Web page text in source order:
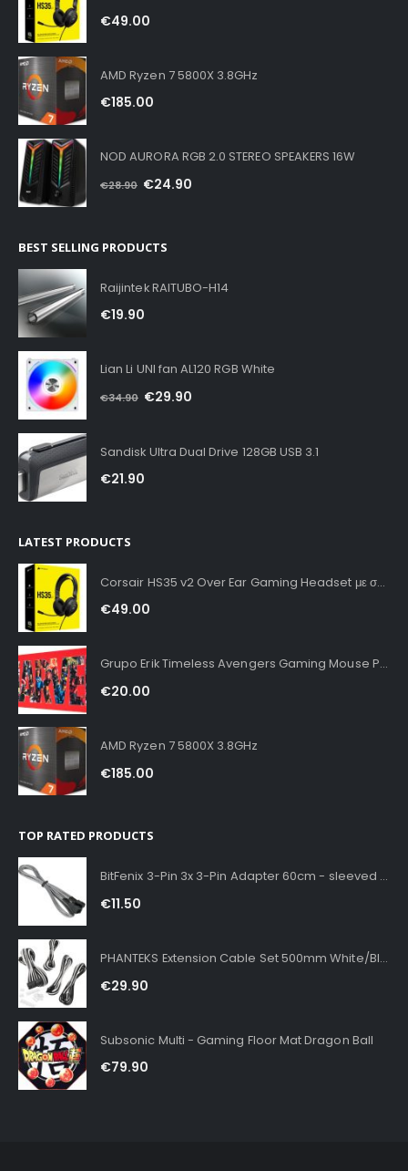
€49.00
AMD Ryzen 7 5800X 3.8GHz
€185.00
NOD AURORA RGB 2.0 STEREO SPEAKERS 16W
€28.90 €24.90
BEST SELLING PRODUCTS
Raijintek RAITUBO-H14
€19.90
Lian Li UNI fan AL120 RGB White
€34.90 €29.90
Sandisk Ultra Dual Drive 128GB USB 3.1
€21.90
LATEST PRODUCTS
Corsair HS35 v2 Over Ear Gaming Headset με σύνδεση 3.5mm Carbon for PC / PS4 / XBOX
€49.00
Grupo Erik Timeless Avengers Gaming Mouse Pad XXL
€20.00
AMD Ryzen 7 5800X 3.8GHz
€185.00
TOP RATED PRODUCTS
BitFenix 3-Pin 3x 3-Pin Adapter 60cm - sleeved Silver
€11.50
PHANTEKS Extension Cable Set 500mm White/Black
€29.90
Subsonic Multi - Gaming Floor Mat Dragon Ball
€79.90